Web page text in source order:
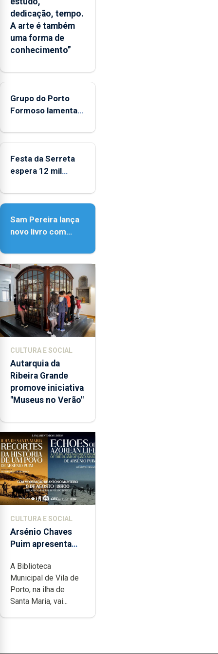
Oceano
seja
reconhecido
como
Domínio
nacional
dedicação, tempo.
A arte é também
uma forma de
conhecimento”
Grupo do Porto
Formoso lamenta
governo ao folclore
Festa da Serreta
espera 12 mil
Sam Pereira lança
novo livro com
décadas de poesia
CULTURA E SOCIAL
Autarquia da
Ribeira Grande
promove iniciativa
"Museus no Verão"
CULTURA E SOCIAL
Arsénio Chaves
Puim apresenta
Biblioteca de Vila
do Porto
A Biblioteca
Municipal de Vila de
Porto, na ilha de
Santa Maria, vai...